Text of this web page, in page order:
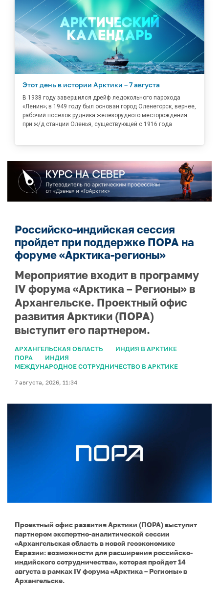
Этот день в истории Арктики – 7 августа
В 1938 году завершился дрейф ледокольного парохода
«Ленин»; в 1949 году был основан город Оленегорск, вернее,
рабочий поселок рудника железорудного месторождения
при ж/д станции Оленья, существующей с 1916 года
Российско-индийская сессия
пройдет при поддержке ПОРА на
форуме «Арктика-регионы»
Мероприятие входит в программу
IV форума «Арктика – Регионы» в
Архангельске. Проектный офис
развития Арктики (ПОРА)
выступит его партнером.
АРХАНГЕЛЬСКАЯ ОБЛАСТЬ
ИНДИЯ В АРКТИКЕ
ПОРА
ИНДИЯ
МЕЖДУНАРОДНОЕ СОТРУДНИЧЕСТВО В АРКТИКЕ
7 августа, 2026, 11:34
Проектный офис развития Арктики (ПОРА) выступит
партнером экспертно-аналитической сессии
«Архангельская область в новой геоэкономике
Евразии: возможности для расширения российско-
индийского сотрудничества», которая пройдет 14
августа в рамках IV форума «Арктика – Регионы» в
Архангельске.